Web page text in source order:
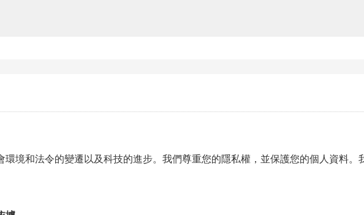
和法令的變遷以及科技的進步。我們尊重您的隱私權，並保護您的個人資料。